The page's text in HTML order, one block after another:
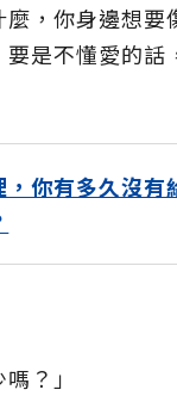
，你身邊想要
是不懂愛的話
你有多久沒有
？」